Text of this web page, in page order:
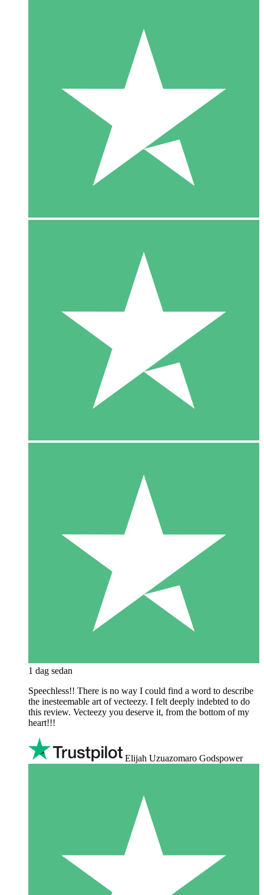
1 dag sedan
Speechless!! There is no way I could find a word to describe
the inesteemable art of vecteezy. I felt deeply indebted to do
this review. Vecteezy you deserve it, from the bottom of my
heart!!!
Elijah Uzuazomaro Godspower